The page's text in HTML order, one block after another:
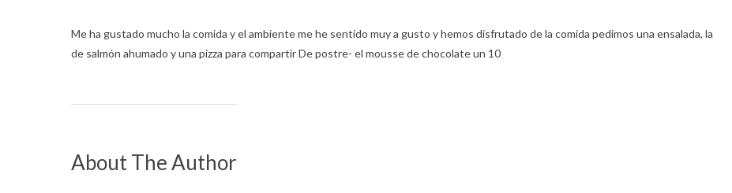
Me ha gustado mucho la comida y el ambiente me he sentido muy a gusto y hemos disfrutado de la comida pedimos una ensalada, la
de salmón ahumado y una pizza para compartir De postre- el mousse de chocolate un 10
About The Author